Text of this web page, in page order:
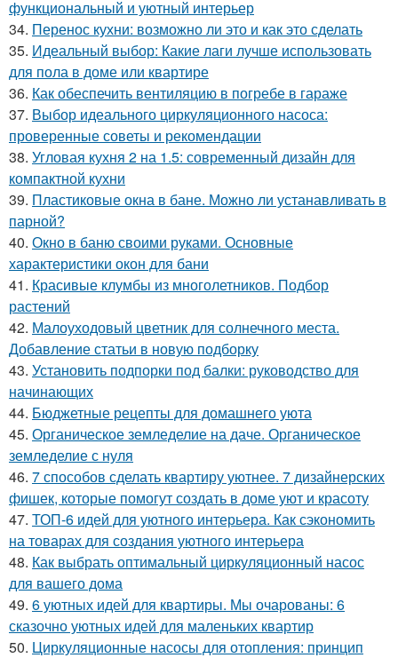
функциональный и уютный интерьер
34. Перенос кухни: возможно ли это и как это сделать
35. Идеальный выбор: Какие лаги лучше использовать
для пола в доме или квартире
36. Как обеспечить вентиляцию в погребе в гараже
37. Выбор идеального циркуляционного насоса:
проверенные советы и рекомендации
38. Угловая кухня 2 на 1.5: современный дизайн для
компактной кухни
39. Пластиковые окна в бане. Можно ли устанавливать в
парной?
40. Окно в баню своими руками. Основные
характеристики окон для бани
41. Красивые клумбы из многолетников. Подбор
растений
42. Малоуходовый цветник для солнечного места.
Добавление статьи в новую подборку
43. Установить подпорки под балки: руководство для
начинающих
44. Бюджетные рецепты для домашнего уюта
45. Органическое земледелие на даче. Органическое
земледелие с нуля
46. 7 способов сделать квартиру уютнее. 7 дизайнерских
фишек, которые помогут создать в доме уют и красоту
47. ТОП-6 идей для уютного интерьера. Как сэкономить
на товарах для создания уютного интерьера
48. Как выбрать оптимальный циркуляционный насос
для вашего дома
49. 6 уютных идей для квартиры. Мы очарованы: 6
сказочно уютных идей для маленьких квартир
50. Циркуляционные насосы для отопления: принцип